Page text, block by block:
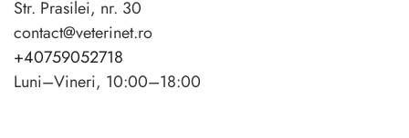
Str. Prasilei, nr. 30
contact@veterinet.ro
+40759052718
Luni–Vineri, 10:00–18:00